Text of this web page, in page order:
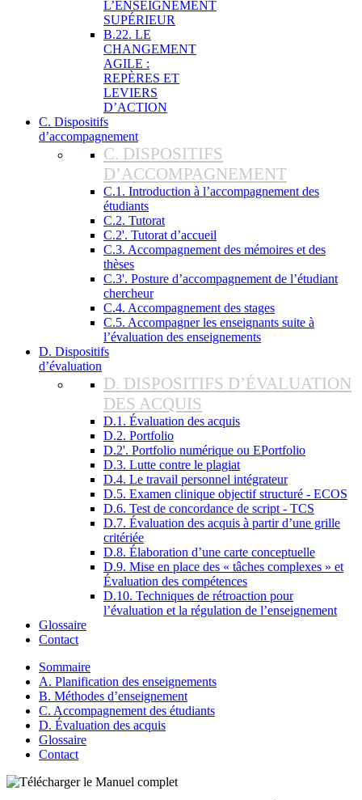
L’ENSEIGNEMENT
SUPÉRIEUR
B.22. LE
CHANGEMENT
AGILE :
REPÈRES ET
LEVIERS
D’ACTION
C. Dispositifs
d’accompagnement
C. DISPOSITIFS
D’ACCOMPAGNEMENT
C.1. Introduction à l’accompagnement des
étudiants
C.2. Tutorat
C.2'. Tutorat d’accueil
C.3. Accompagnement des mémoires et des
thèses
C.3'. Posture d’accompagnement de l’étudiant
chercheur
C.4. Accompagnement des stages
C.5. Accompagner les enseignants suite à
l’évaluation des enseignements
D. Dispositifs
d’évaluation
D. DISPOSITIFS D’ÉVALUATION
DES ACQUIS
D.1. Évaluation des acquis
D.2. Portfolio
D.2'. Portfolio numérique ou EPortfolio
D.3. Lutte contre le plagiat
D.4. Le travail personnel intégrateur
D.5. Examen clinique objectif structuré - ECOS
D.6. Test de concordance de script - TCS
D.7. Évaluation des acquis à partir d’une grille
critériée
D.8. Élaboration d’une carte conceptuelle
D.9. Mise en place des « tâches complexes » et
Évaluation des compétences
D.10. Techniques de rétroaction pour
l’évaluation et la régulation de l’enseignement
Glossaire
Contact
Sommaire
A. Planification des enseignements
B. Méthodes d’enseignement
C. Accompagnement des étudiants
D. Évaluation des acquis
Glossaire
Contact